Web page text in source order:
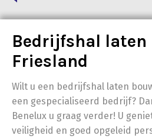
Bedrijfshal laten
Friesland
Wilt u een bedrijfshal laten
een gespecialiseerd bedrijf?
Benelux u graag verder! U
veiligheid en goed opgeleid